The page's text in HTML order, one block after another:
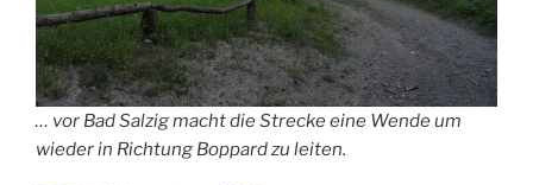
… vor Bad Salzig macht die Strecke eine Wende um
wieder in Richtung Boppard zu leiten.